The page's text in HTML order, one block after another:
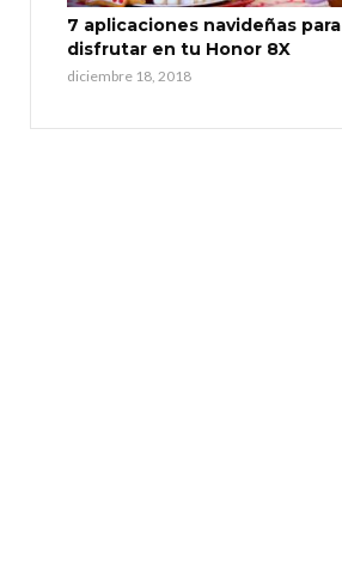
7 aplicaciones navideñas para
disfrutar en tu Honor 8X
diciembre 18, 2018